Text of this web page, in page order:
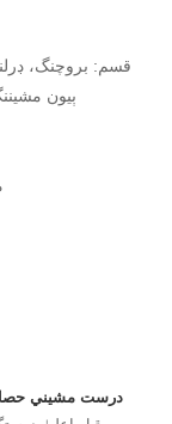
قسم: بروچنگ،
ٻيون
درست مشيني